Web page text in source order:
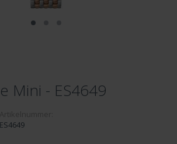
Mini - ES4649
ES4649